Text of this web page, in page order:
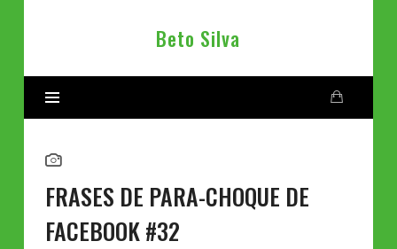
Beto
Beto Silva
FRASES DE PARA-CHOQUE DE
FACEBOOK #32